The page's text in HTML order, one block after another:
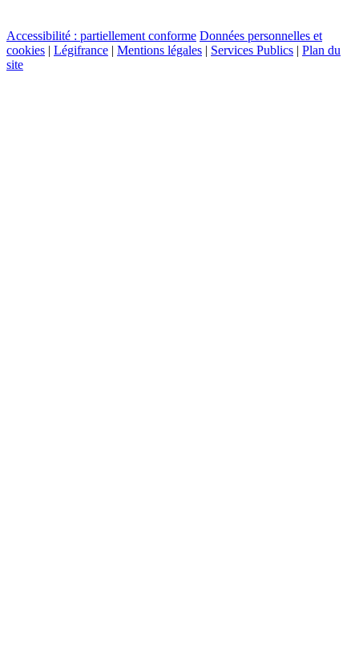
Accessibilité : partiellement conforme Données personnelles et
cookies | Légifrance | Mentions légales | Services Publics | Plan du
site